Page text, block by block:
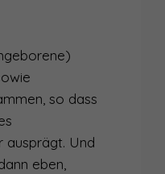
so dass
ausprägt. Und
eben,